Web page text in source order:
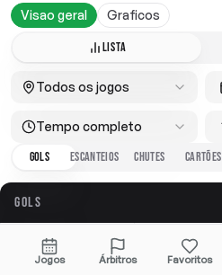
Visao geral Graficos
LISTA
Todos os jogos
Tempo completo
GOLS
ESCANTEIOS CHUTES CARTÕES
GOLS
GERAL
1.75
A FAVOR
1.10
Jogos Árbitros Favoritos